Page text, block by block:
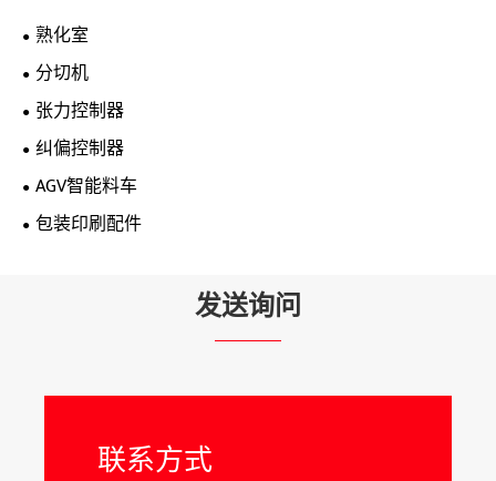
熟化室
分切机
张力控制器
纠偏控制器
AGV智能料车
包装印刷配件
发送询问
联系方式